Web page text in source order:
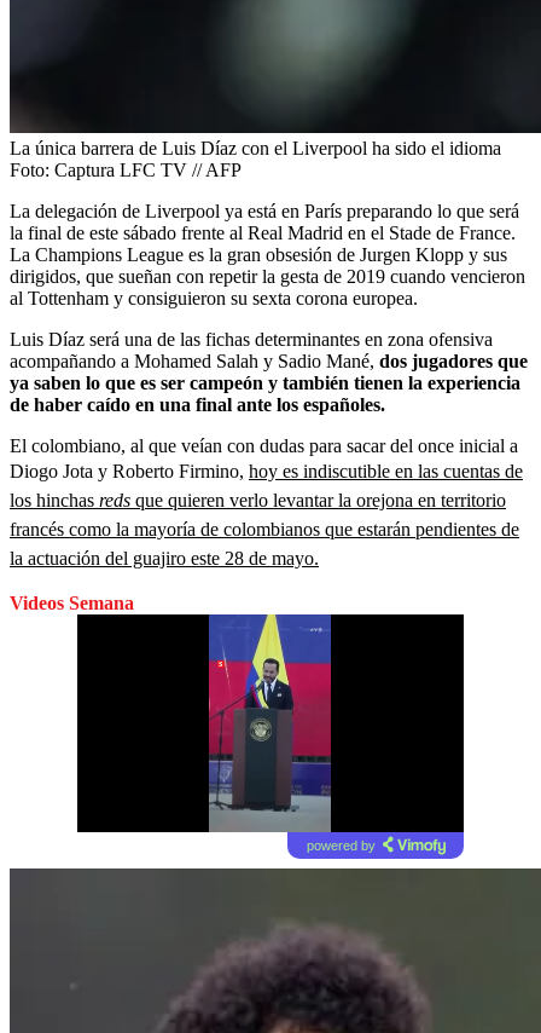
La única barrera de Luis Díaz con el Liverpool ha sido el idioma
Foto: Captura LFC TV // AFP
La delegación de Liverpool ya está en París preparando lo que será
la final de este sábado frente al Real Madrid en el Stade de France.
La Champions League es la gran obsesión de Jurgen Klopp y sus
dirigidos, que sueñan con repetir la gesta de 2019 cuando vencieron
al Tottenham y consiguieron su sexta corona europea.
Luis Díaz será una de las fichas determinantes en zona ofensiva
acompañando a Mohamed Salah y Sadio Mané, dos jugadores que
ya saben lo que es ser campeón y también tienen la experiencia
de haber caído en una final ante los españoles.
El colombiano, al que veían con dudas para sacar del once inicial a
Diogo Jota y Roberto Firmino, hoy es indiscutible en las cuentas de
los hinchas reds que quieren verlo levantar la orejona en territorio
francés como la mayoría de colombianos que estarán pendientes de
la actuación del guajiro este 28 de mayo.
Videos Semana
powered by